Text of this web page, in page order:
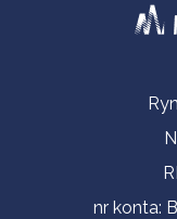
Informacje
nr konta: